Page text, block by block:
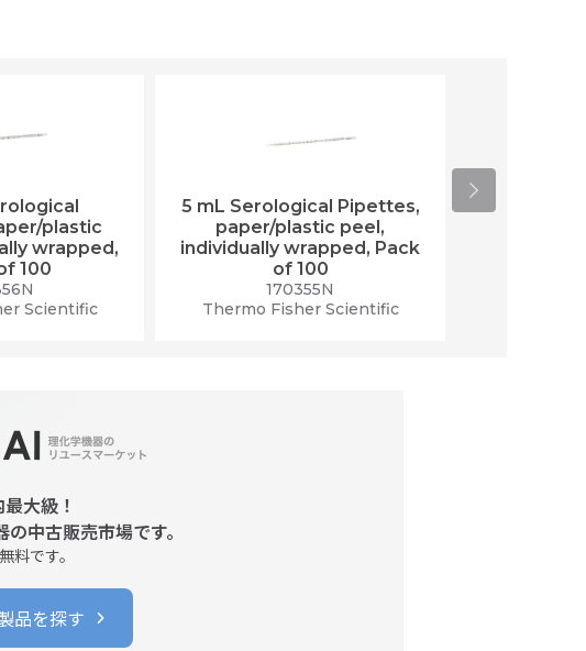
plastic
wrapped,
100
Scientific
5 mL Serological Pipettes,
paper/plastic peel,
individually wrapped, Pack
of 100
170355N
Thermo Fisher Scientific
Nunc
大級！
の中古販売市場です。
料です。
品を探す